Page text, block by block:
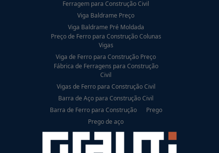
Ferragem para Construção Civil
Viga Baldrame Preço
Viga Baldrame Pré Moldada
Preço de Ferro para Construção Colunas
Vigas
Viga de Ferro para Construção Preço
Fábrica de Ferragens para Construção
Civil
Vigas de Ferro para Construção Civil
Barra de Aço para Construção Civil
Barra de Ferro para Construção
Prego
Prego de aço